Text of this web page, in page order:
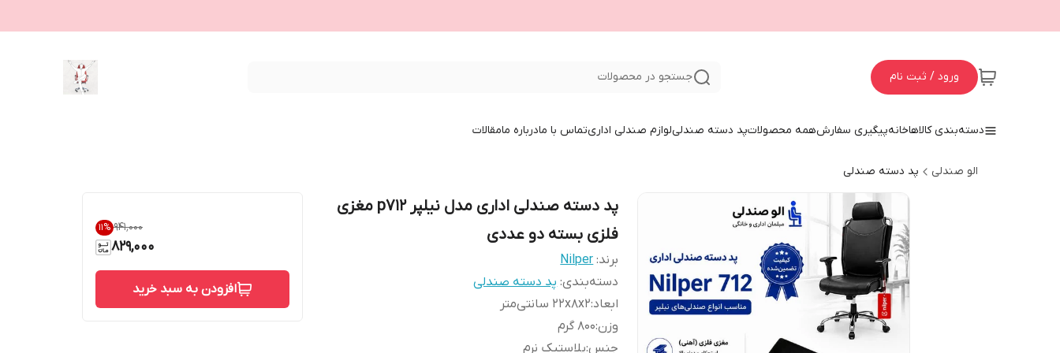
ورود / ثبت نام جستجو در محصولات
دسته‌بندی کالاهاخانهپیگیری سفارشهمه محصولاتپد دسته صندلیلوازم صندلی اداریتماس با مادرباره مامقالات
الو صندلی پد دسته صندلی
پد دسته صندلی اداری مدل نیلپر p712 مغزی
فلزی بسته دو عددی
برند: Nilper
دسته‌بندی:پد دسته صندلی
ابعاد:22x8x2 سانتی‌متر
وزن:800 گرم
جنس:پلاستیک نرم
۹۴۱٬۰۰۰ 11%
829,000
افزودن به سبد خرید